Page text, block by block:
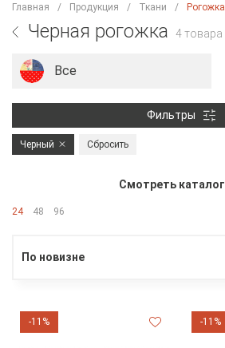
Главная Продукция Ткани Рогожка
Черная рогожка 4 товара
Все
Фильтры
Черный Сбросить
Смотреть каталог
24 48 96
По новизне
-11% -11%